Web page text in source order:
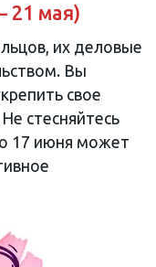
21 мая)
их деловые
Вы
свое
стесняйтесь
17 июня может